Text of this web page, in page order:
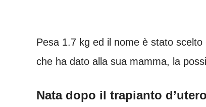
Pesa 1.7 kg ed il nome è stato
che ha dato alla sua mamma, la
Nata dopo il trapianto d’utero